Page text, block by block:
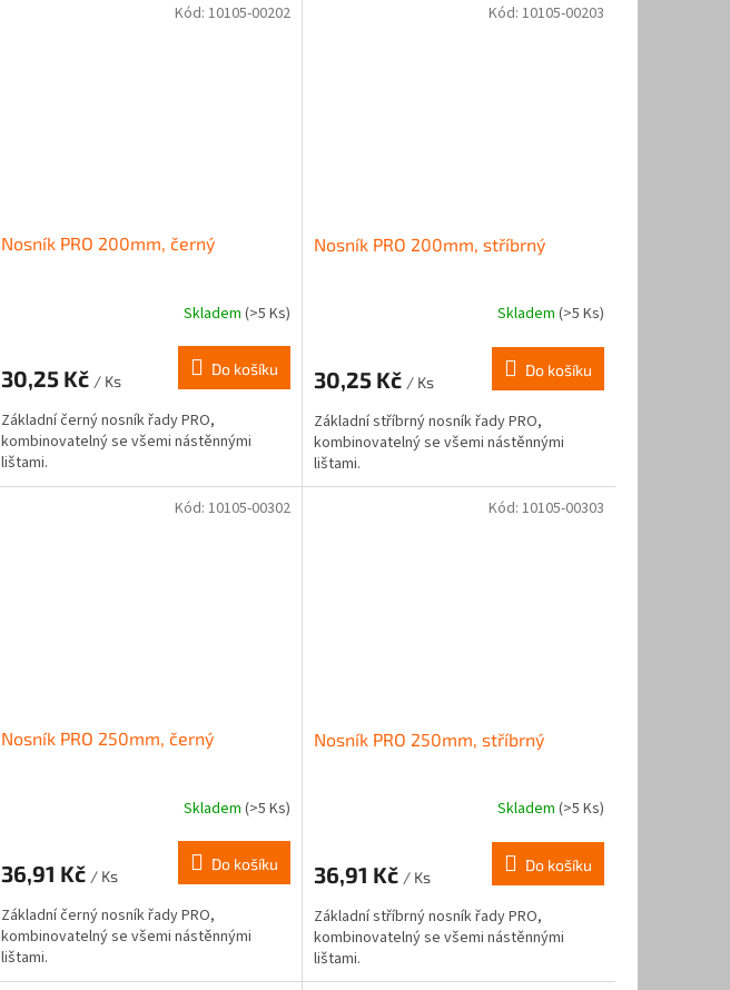
Nosník PRO 200mm, černý
Skladem (>5 Ks)
30,25 Kč / Ks
Do košíku
Základní černý nosník řady PRO,
kombinovatelný se všemi nástěnnými
lištami.
Kód: 10105-00202
Nosník PRO 200mm, stříbrný
Skladem (>5 Ks)
30,25 Kč / Ks
Do košíku
Základní stříbrný nosník řady PRO,
kombinovatelný se všemi nástěnnými
lištami.
Kód: 10105-00203
Nosník PRO 250mm, černý
Skladem (>5 Ks)
36,91 Kč / Ks
Do košíku
Základní černý nosník řady PRO,
kombinovatelný se všemi nástěnnými
lištami.
Kód: 10105-00302
Nosník PRO 250mm, stříbrný
Skladem (>5 Ks)
36,91 Kč / Ks
Do košíku
Základní stříbrný nosník řady PRO,
kombinovatelný se všemi nástěnnými
lištami.
Kód: 10105-00303